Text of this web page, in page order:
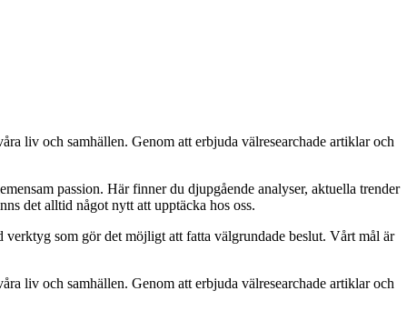
liv och samhällen. Genom att erbjuda välresearchade artiklar och
passion. Här finner du djupgående analyser, aktuella trender
det alltid något nytt att upptäcka hos oss.
som gör det möjligt att fatta välgrundade beslut. Vårt mål är
liv och samhällen. Genom att erbjuda välresearchade artiklar och